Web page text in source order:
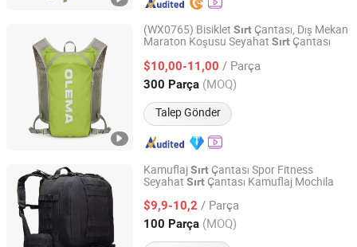
(WX0765) Bisiklet Sırt Çantası, Dış Mekan
Maraton Koşusu Seyahat Sırt Çantası
$10,00-11,00 / Parça
300 Parça (MOQ)
Talep Gönder
Guangzhou Vectra Bags Co., Ltd
Guangdong, China Fiyat 2023
KamuflajSırt Çantası Spor Fitness
Seyahat Sırt Çantası Kamuflaj Mochila
$9,9-10,2 / Parça
100 Parça (MOQ)
Skylark Network Co., Ltd.
Zhejiang, China Fiyat 2022